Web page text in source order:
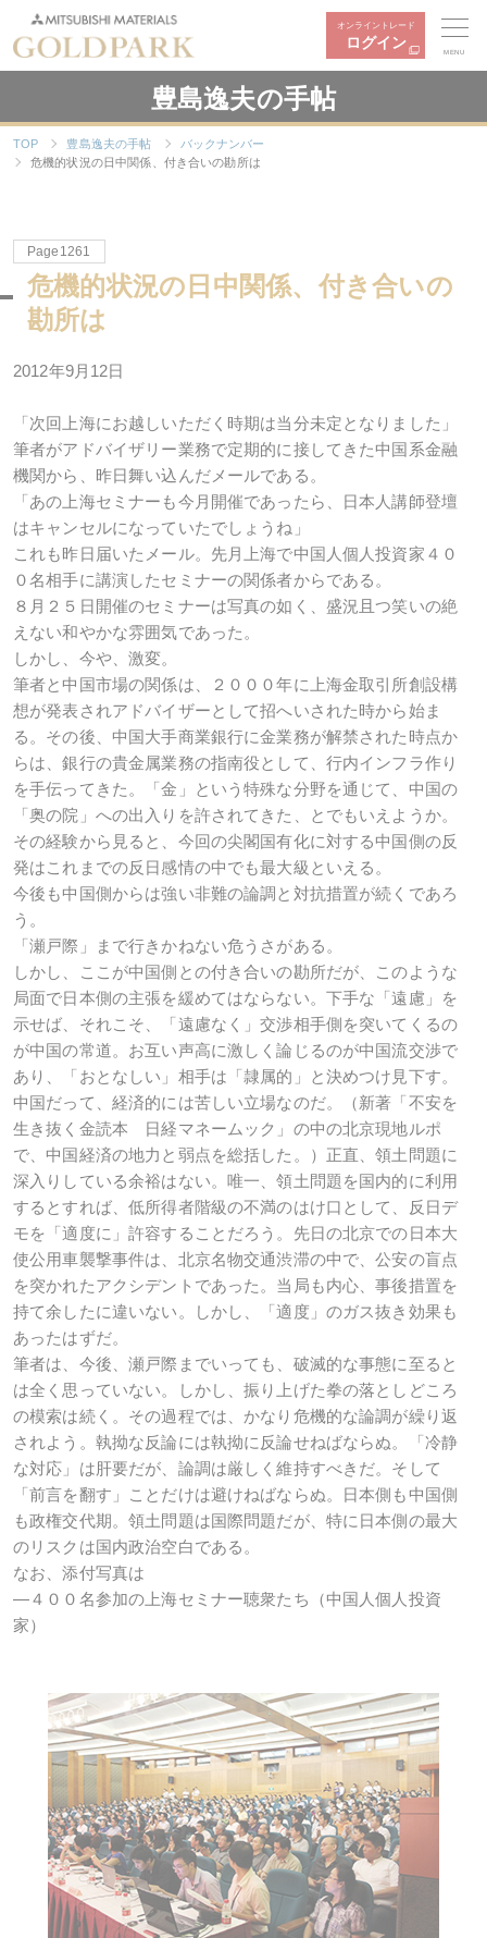
オンライントレード
ログイン
MENU
豊島逸夫の手帖
TOP 豊島逸夫の手帖
バックナンバー
危機的状況の日中関係、付き合いの勘所は
Page1261
危機的状況の日中関係、付き合いの
勘所は
2012年9月12日
「次回上海にお越しいただく時期は当分未定となりました」
筆者がアドバイザリー業務で定期的に接してきた中国系金融
機関から、昨日舞い込んだメールである。
「あの上海セミナーも今月開催であったら、日本人講師登壇
はキャンセルになっていたでしょうね」
これも昨日届いたメール。先月上海で中国人個人投資家４０
０名相手に講演したセミナーの関係者からである。
８月２５日開催のセミナーは写真の如く、盛況且つ笑いの絶
えない和やかな雰囲気であった。
しかし、今や、激変。
筆者と中国市場の関係は、２０００年に上海金取引所創設構
想が発表されアドバイザーとして招へいされた時から始ま
る。その後、中国大手商業銀行に金業務が解禁された時点か
らは、銀行の貴金属業務の指南役として、行内インフラ作り
を手伝ってきた。「金」という特殊な分野を通じて、中国の
「奥の院」への出入りを許されてきた、とでもいえようか。
その経験から見ると、今回の尖閣国有化に対する中国側の反
発はこれまでの反日感情の中でも最大級といえる。
今後も中国側からは強い非難の論調と対抗措置が続くであろ
う。
「瀬戸際」まで行きかねない危うさがある。
しかし、ここが中国側との付き合いの勘所だが、このような
局面で日本側の主張を緩めてはならない。下手な「遠慮」を
示せば、それこそ、「遠慮なく」交渉相手側を突いてくるの
が中国の常道。お互い声高に激しく論じるのが中国流交渉で
あり、「おとなしい」相手は「隷属的」と決めつけ見下す。
中国だって、経済的には苦しい立場なのだ。（新著「不安を
生き抜く金読本 日経マネームック」の中の北京現地ルポ
で、中国経済の地力と弱点を総括した。）正直、領土問題に
深入りしている余裕はない。唯一、領土問題を国内的に利用
するとすれば、低所得者階級の不満のはけ口として、反日デ
モを「適度に」許容することだろう。先日の北京での日本大
使公用車襲撃事件は、北京名物交通渋滞の中で、公安の盲点
を突かれたアクシデントであった。当局も内心、事後措置を
持て余したに違いない。しかし、「適度」のガス抜き効果も
あったはずだ。
筆者は、今後、瀬戸際までいっても、破滅的な事態に至ると
は全く思っていない。しかし、振り上げた拳の落としどころ
の模索は続く。その過程では、かなり危機的な論調が繰り返
されよう。執拗な反論には執拗に反論せねばならぬ。「冷静
な対応」は肝要だが、論調は厳しく維持すべきだ。そして
「前言を翻す」ことだけは避けねばならぬ。日本側も中国側
も政権交代期。領土問題は国際問題だが、特に日本側の最大
のリスクは国内政治空白である。
なお、添付写真は
―４００名参加の上海セミナー聴衆たち（中国人個人投資
家）